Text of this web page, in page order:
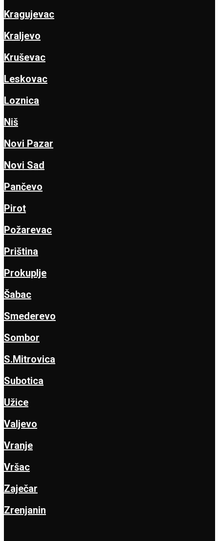
Kragujevac
Kraljevo
Kruševac
Leskovac
Loznica
Niš
Novi Pazar
Novi Sad
Pančevo
Pirot
Požarevac
Priština
Prokuplje
Šabac
Smederevo
Sombor
S.Mitrovica
Subotica
Užice
Valjevo
Vranje
Vršac
Zaječar
Zrenjanin